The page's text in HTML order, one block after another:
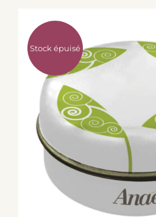
Stock épuisé